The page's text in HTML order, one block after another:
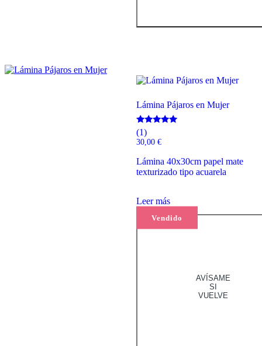
Vendido
Lámina Pájaros en Mujer
Valorado
con
5.00
(1)
30,00 €
Lámina 40x30cm papel mate
texturizado tipo acuarela
Leer más
AVÍSAME
SI
VUELVE